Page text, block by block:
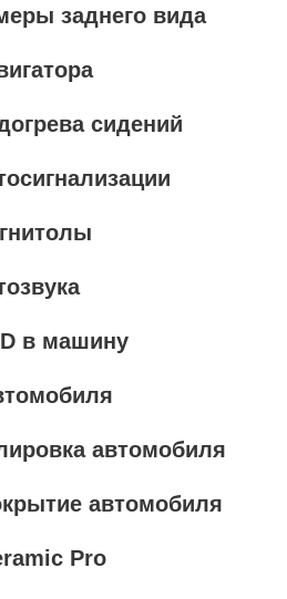
заднего вида
сидений
в машину
автомобиля
автомобиля
Pro